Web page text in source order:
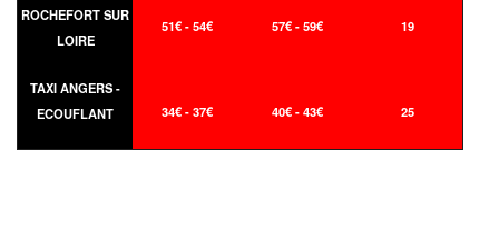
ROCHEFORT SUR
LOIRE
51€ - 54€ 57€ - 59€ 19
TAXI ANGERS -
ECOUFLANT
34€ - 37€ 40€ - 43€ 25